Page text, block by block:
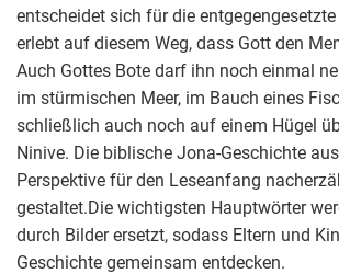
entscheidet sich für die
erlebt auf diesem Weg, dass Gott den
Auch Gottes Bote darf ihn noch einmal
im stürmischen Meer, im Bauch eines
schließlich auch noch auf einem Hügel
Ninive. Die biblische Jona-Geschichte
Perspektive für den Leseanfang
gestaltet.Die wichtigsten Hauptwörter
durch Bilder ersetzt, sodass Eltern und
Geschichte gemeinsam entdecken.